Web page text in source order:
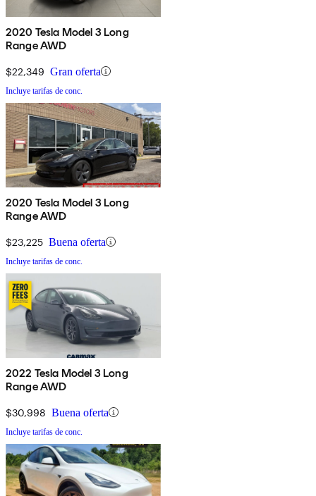
2020 Tesla Model 3 Long
Range AWD
$22,349 Gran oferta
Incluye tarifas de conc.
2020 Tesla Model 3 Long
Range AWD
$23,225 Buena oferta
Incluye tarifas de conc.
2022 Tesla Model 3 Long
Range AWD
$30,998 Buena oferta
Incluye tarifas de conc.